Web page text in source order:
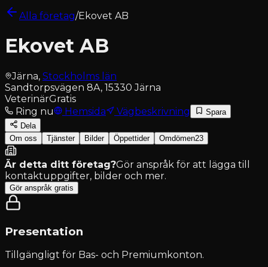
Alla företag/Ekovet AB
Ekovet AB
Järna, Stockholms län
Sandtorpsvägen 8A, 15330 Järna
VeterinärGratis
Ring nu
Hemsida Vägbeskrivning
Spara
Dela
Om oss
Tjänster Bilder Öppettider Omdömen23
Är detta ditt företag?Gör anspråk för att lägga till
kontaktuppgifter, bilder och mer.
Gör anspråk gratis
Presentation
Tillgängligt för Bas- och Premiumkonton.